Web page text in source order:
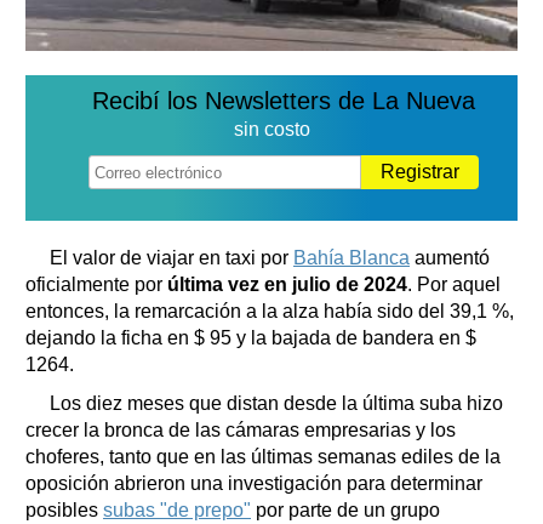
Recibí los Newsletters de La Nueva
sin costo
Registrar
El valor de viajar en taxi por Bahía Blanca aumentó
oficialmente por última vez en julio de 2024. Por aquel
entonces, la remarcación a la alza había sido del 39,1 %,
dejando la ficha en $ 95 y la bajada de bandera en $
1264.
Los diez meses que distan desde la última suba hizo
crecer la bronca de las cámaras empresarias y los
choferes, tanto que en las últimas semanas ediles de la
oposición abrieron una investigación para determinar
posibles subas "de prepo" por parte de un grupo